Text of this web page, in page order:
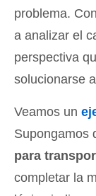
problema.
a analizar el
perspectiva
solucionarse
Veamos un
Supongamos
para
completar la